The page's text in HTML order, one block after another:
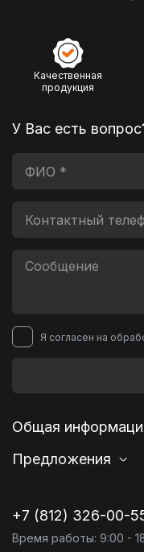
Качественная
продукция
У Вас есть
Я согласен на
Общая
Предложения
+7 (812) 326-00-
Время работы: 9:00 -